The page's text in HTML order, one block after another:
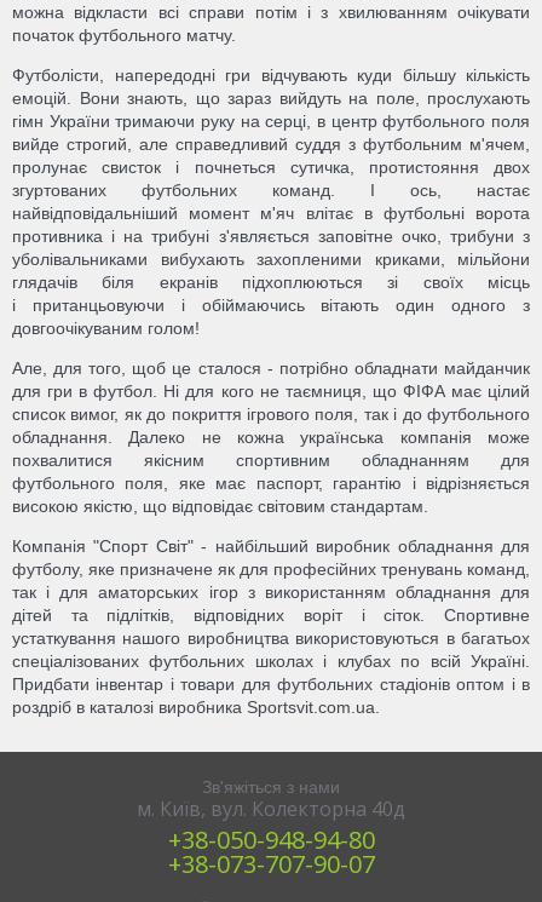
можна відкласти всі справи потім і з хвилюванням очікувати
початок футбольного матчу.
Футболісти, напередодні гри відчувають куди більшу кількість
емоцій. Вони знають, що зараз вийдуть на поле, прослухають
гімн України тримаючи руку на серці, в центр футбольного поля
вийде строгий, але справедливий суддя з футбольним м'ячем,
пролунає свисток і почнеться сутичка, протистояння двох
згуртованих футбольних команд. І ось, настає
найвідповідальніший момент м'яч влітає в футбольні ворота
противника і на трибуні з'являється заповітне очко, трибуни з
уболівальниками вибухають захопленими криками, мільйони
глядачів біля екранів підхоплюються зі своїх місць
і пританцьовуючи і обіймаючись вітають один одного з
довгоочікуваним голом!
Але, для того, щоб це сталося - потрібно обладнати майданчик
для гри в футбол. Ні для кого не таємниця, що ФІФА має цілий
список вимог, як до покриття ігрового поля, так і до футбольного
обладнання. Далеко не кожна українська компанія може
похвалитися якісним спортивним обладнанням для
футбольного поля, яке має паспорт, гарантію і відрізняється
високою якістю, що відповідає світовим стандартам.
Компанія "Спорт Світ" - найбільший виробник обладнання для
футболу, яке призначене як для професійних тренувань команд,
так і для аматорських ігор з використанням обладнання для
дітей та підлітків, відповідних воріт і сіток. Спортивне
устаткування нашого виробництва використовуються в багатьох
спеціалізованих футбольних школах і клубах по всій Україні.
Придбати інвентар і товари для футбольних стадіонів оптом і в
роздріб в каталозі виробника Sportsvit.com.ua.
Зв'яжіться з нами
м. Київ, вул. Колекторна 40д
+38‎‎-050-948-94-80
+38-‎073-707-90-07